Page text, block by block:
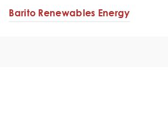
Barito Renewables Energy